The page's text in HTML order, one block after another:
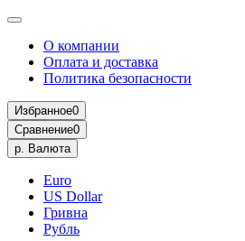
О компании
Оплата и доставка
Политика безопасности
Избранное0
Сравнение0
р. Валюта
Euro
US Dollar
Гривна
Рубль